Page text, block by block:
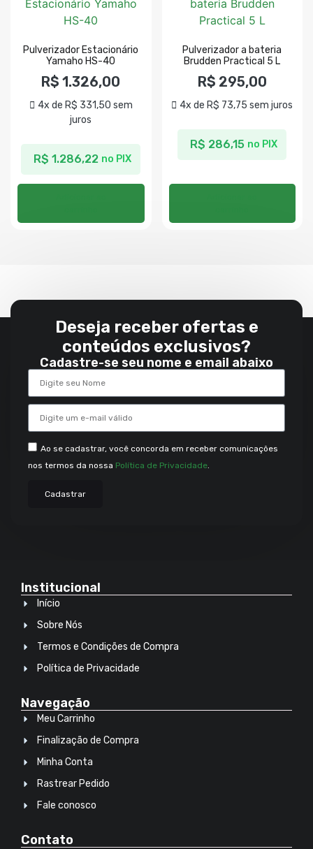
Pulverizador Estacionário
Yamaho HS-40
R$ 1.326,00
4x de R$ 331,50 sem
juros
R$ 1.286,22 no PIX
Pulverizador a bateria
Brudden Practical 5 L
R$ 295,00
4x de R$ 73,75 sem juros
R$ 286,15 no PIX
Deseja receber ofertas e
conteúdos exclusivos?
Cadastre-se seu nome e email abaixo
Ao se cadastrar, você concorda em receber comunicações
nos termos da nossa Política de Privacidade.
Cadastrar
Institucional
Início
Sobre Nós
Termos e Condições de Compra
Política de Privacidade
Navegação
Meu Carrinho
Finalização de Compra
Minha Conta
Rastrear Pedido
Fale conosco
Contato